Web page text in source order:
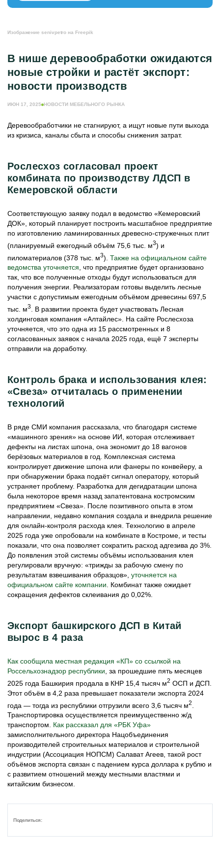
МЕБЕЛЬНОЕ ПРОИЗВОДСТВО
Изображение senivpetro на Freepik
В нише деревообработки ожидаются
новые стройки и растёт экспорт:
новости производств
ИЮН 17, 2025 НОВОСТИ МЕБЕЛЬНОГО РЫНКА
Деревообработчики не стагнируют, а ищут новые пути выхода
из кризиса, каналы сбыта и способы снижения затрат.
Рослесхоз согласовал проект
комбината по производству ЛДСП в
Кемеровской области
Соответствующую заявку подал в ведомство «Кемеровский
ДОК», который планирует построить масштабное предприятие
по изготовлению ламинированных древесно-стружечных плит
(планируемый ежегодный объём 75,6 тыс. м3) и
пиломатериалов (378 тыс. м3). Также на официальном сайте
ведомства уточняется, что предприятие будет организовано
так, что все полученные отходы будут использоваться для
получения энергии. Реализаторам готовы выделить лесные
участки с допустимым ежегодным объёмом древесины 697,5
тыс. м3
. В развитии проекта будет участвовать Лесная
холдинговая компания «Алтайлес». На сайте Рослесхоза
уточняется, что это одна из 15 рассмотренных и 8
согласованных заявок с начала 2025 года, ещё 7 эксперты
отправили на доработку.
Контроль брака и использования клея:
«Свеза» отчиталась о применении
технологий
В ряде СМИ компания рассказала, что благодаря системе
«машинного зрения» на основе ИИ, которая отслеживает
дефекты на листах шпона, она экономит до 18 вагонов
берёзовых материалов в год. Комплексная система
контролирует движение шпона или фанеры по конвейеру, а
при обнаружении брака подаёт сигнал оператору, который
устраняет проблему. Разработка для дегидратации шпона
была некоторое время назад запатентована костромским
предприятием «Свеза». После позитивного опыта в этом
направлении, недавно компания создала и внедрила решение
для онлайн-контроля расхода клея. Технологию в апреле
2025 года уже опробовали на комбинате в Костроме, и тесты
показали, что она позволяет сократить расход адгезива до 3%.
До появления этой системы объёмы использования клея
регулировали вручную: «трижды за рабочую смену по
результатам взвешивания образцов», уточняется на
официальном сайте компании . Комбинат также ожидает
сокращения дефектов склеивания до 0,02%.
Экспорт башкирского ДСП в Китай
вырос в 4 раза
Как сообщила местная редакция «КП» со ссылкой на
Россельхознадзор республики , за прошедшие пять месяцев
2025 года Башкирия продала в КНР 15,4 тысяч м2 ОСП и ДСП.
Этот объём в 4,2 раза превышает показатели экспорта 2024
года — тогда из республики отгрузили всего 3,6 тысяч м2
Транспортировка осуществляется преимущественно ж/д
транспортом. Как рассказал для «РБК Уфа»
замисполнительного директора Нацобъединения
производителей строительных материалов и строительной
индустрии (Ассоциация НОПСМ) Салават Агеев, такой рост
объёмов экспорта связан с падением курса доллара к рублю и
с развитием отношений между местными властями и
китайским бизнесом.
Поделиться: